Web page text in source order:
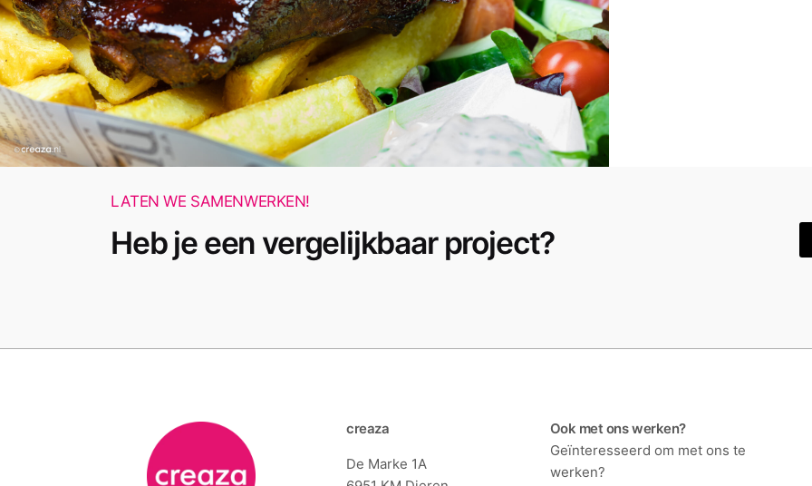
LATEN WE SAMENWERKEN!
Heb je een vergelijkbaar project?
creaza
De Marke 1A
Ook met ons werken?
Geïnteresseerd om met ons te
werken?